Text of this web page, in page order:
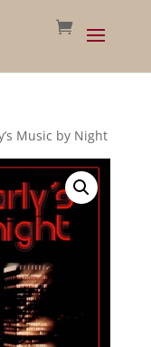
Music by Night